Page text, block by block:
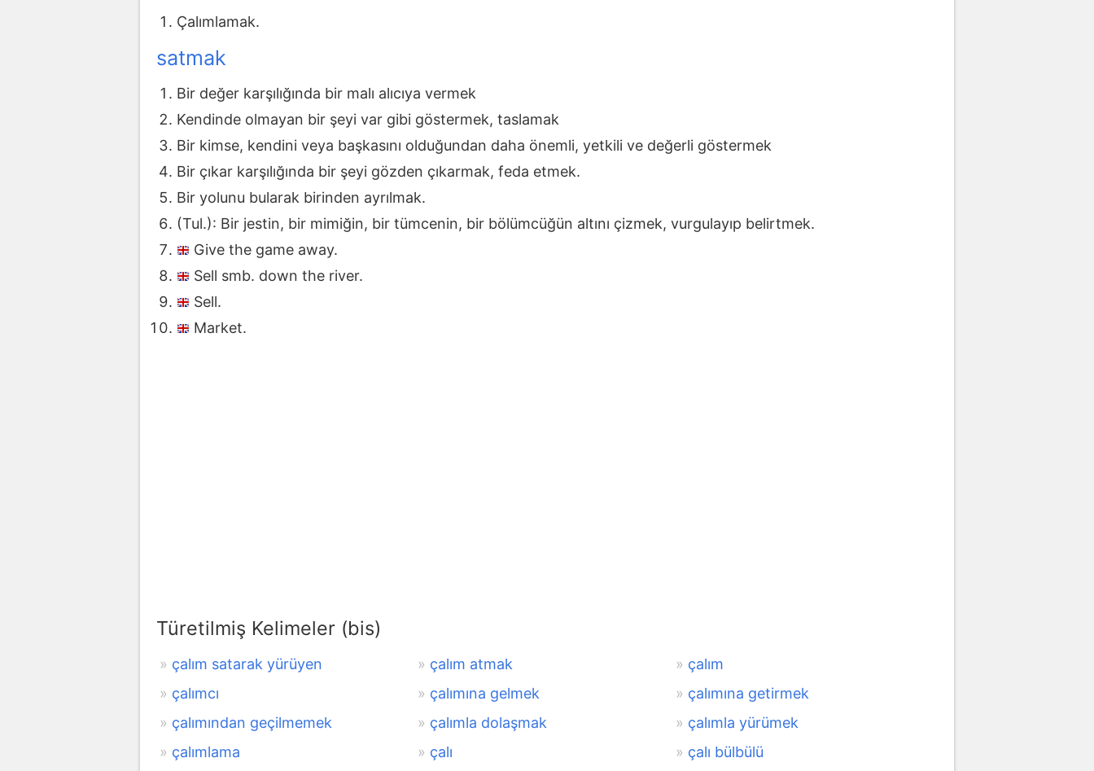
Çalımlamak.
satmak
Bir değer karşılığında bir malı alıcıya vermek
Kendinde olmayan bir şeyi var gibi göstermek, taslamak
Bir kimse, kendini veya başkasını olduğundan daha önemli, yetkili ve değerli göstermek
Bir çıkar karşılığında bir şeyi gözden çıkarmak, feda etmek.
Bir yolunu bularak birinden ayrılmak.
(Tul.): Bir jestin, bir mimiğin, bir tümcenin, bir bölümcüğün altını çizmek, vurgulayıp belirtmek.
Give the game away.
Sell smb. down the river.
Sell.
Market.
Türetilmiş Kelimeler (bis)
çalım satarak yürüyen çalım atmak
çalım
çalımcı
çalımına gelmek
çalımına getirmek
çalımından geçilmemek
çalımla dolaşmak
çalımla yürümek
çalımlama
çalı
çalı bülbülü